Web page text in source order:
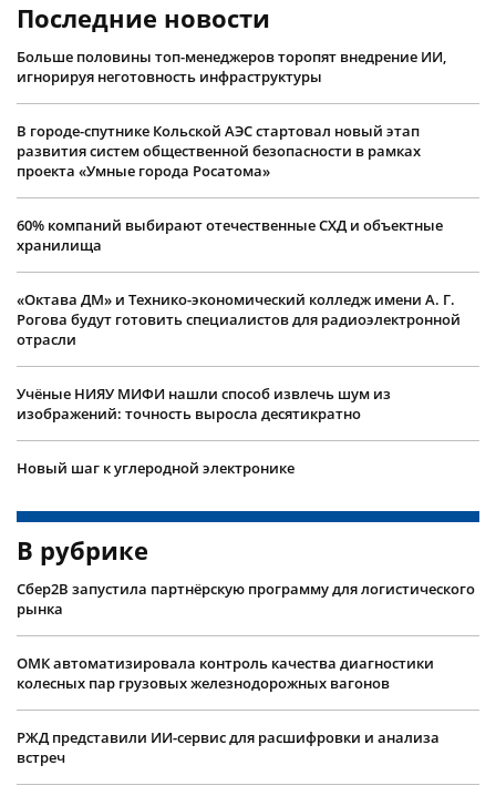
Последние новости
Больше половины топ-менеджеров торопят внедрение ИИ,
игнорируя неготовность инфраструктуры
В городе-спутнике Кольской АЭС стартовал новый этап
развития систем общественной безопасности в рамках
проекта «Умные города Росатома»
60% компаний выбирают отечественные СХД и объектные
хранилища
«Октава ДМ» и Технико-экономический колледж имени А. Г.
Рогова будут готовить специалистов для радиоэлектронной
отрасли
Учëные НИЯУ МИФИ нашли способ извлечь шум из
изображений: точность выросла десятикратно
Новый шаг к углеродной электронике
В рубрике
Сбер2B запустила партнёрскую программу для логистического
рынка
ОМК автоматизировала контроль качества диагностики
колесных пар грузовых железнодорожных вагонов
РЖД представили ИИ-сервис для расшифровки и анализа
встреч